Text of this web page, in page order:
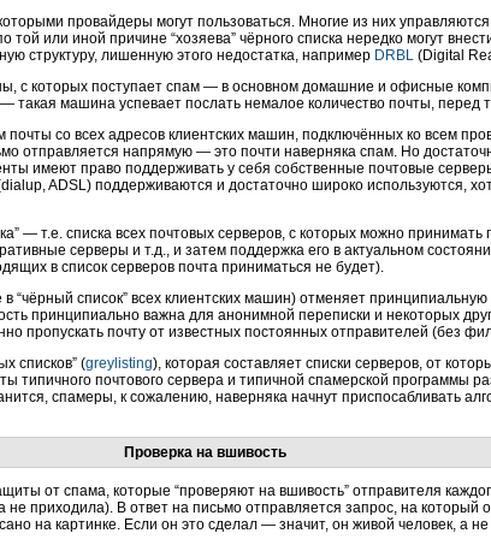
провайдеры могут пользоваться. Многие из них
той или иной причине “хозяева” чёрного списка нередко могут
структуру, лишенную этого недостатка, например DRBL (Digital
с которых поступает спам — в основном домашние и офисные
машина успевает послать немалое количество почты, перед
почты со всех адресов клиентских машин, подключённых ко всем
отправляется напрямую — это почти наверняка спам. Но
имеют право поддерживать у себя собственные почтовые
ADSL) поддерживаются и достаточно широко используются,
— т.е. списка всех почтовых серверов, с которых можно
серверы и т.д., и затем поддержка его в актуальном
в список серверов почта приниматься не будет).
в “чёрный список” всех клиентских машин) отменяет
принципиально важна для анонимной переписки и некоторых
пропускать почту от известных постоянных отправителей (без
списков” (greylisting), которая составляет списки серверов, от
типичного почтового сервера и типичной спамерской программы
спамеры, к сожалению, наверняка начнут приспосабливать
Проверка на вшивость
от спама, которые “проверяют на вшивость” отправителя
не приходила). В ответ на письмо отправляется запрос, на который
на картинке. Если он это сделал — значит, он живой человек, а